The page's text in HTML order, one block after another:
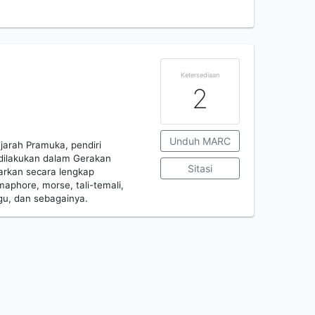
Pramuka, pendiri
dalam Gerakan
secara lengkap
morse, tali-temali,
dan sebagainya.
Ketersediaan
2
Unduh MARC
Sitasi